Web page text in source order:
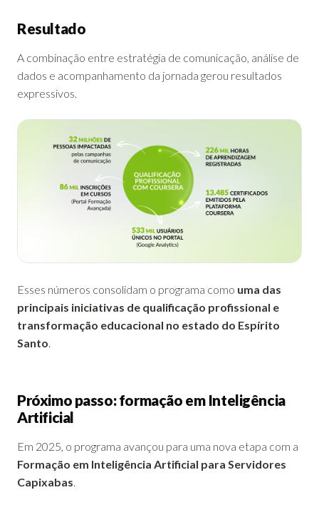
Resultado
A combinação entre estratégia de comunicação, análise de
dados e acompanhamento da jornada gerou resultados
expressivos.
Esses números consolidam o programa como uma das
principais iniciativas de qualificação profissional e
transformação educacional no estado do Espírito
Santo.
Próximo passo: formação em Inteligência
Artificial
Em 2025, o programa avançou para uma nova etapa com a
Formação em Inteligência Artificial para Servidores
Capixabas.